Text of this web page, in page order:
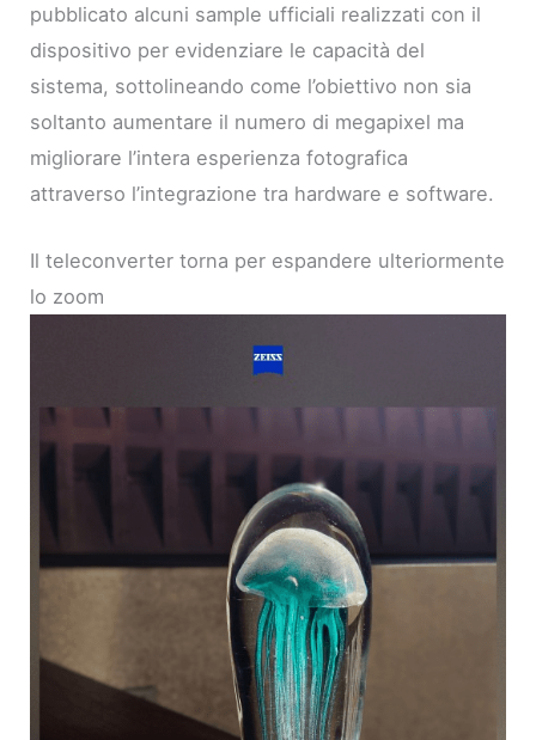
pubblicato alcuni sample ufficiali realizzati con il
dispositivo per evidenziare le capacità del
sistema, sottolineando come l’obiettivo non sia
soltanto aumentare il numero di megapixel ma
migliorare l’intera esperienza fotografica
attraverso l’integrazione tra hardware e software.
Il teleconverter torna per espandere ulteriormente
lo zoom